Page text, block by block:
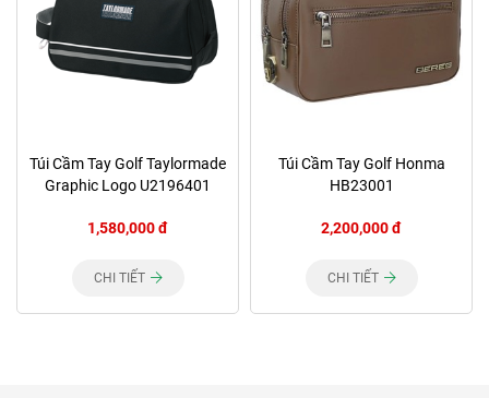
Túi Cầm Tay Golf Taylormade
Graphic Logo U2196401
1,580,000 đ
CHI TIẾT
Túi Cầm Tay Golf Honma
HB23001
2,200,000 đ
CHI TIẾT